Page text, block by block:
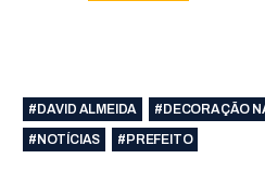
#DAVID ALMEIDA #DECORAÇÃO
#NOTÍCIAS
#PREFEITO